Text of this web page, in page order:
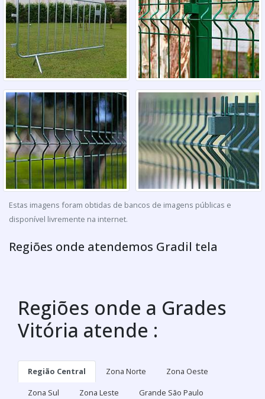
Estas imagens foram obtidas de bancos de imagens públicas e
disponível livremente na internet.
Regiões onde atendemos Gradil tela
Regiões onde a Grades
Vitória atende :
Região Central Zona Norte
Zona Oeste
Zona Sul
Zona Leste
Grande São Paulo